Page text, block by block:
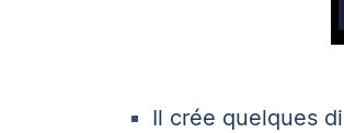
Il crée quelques